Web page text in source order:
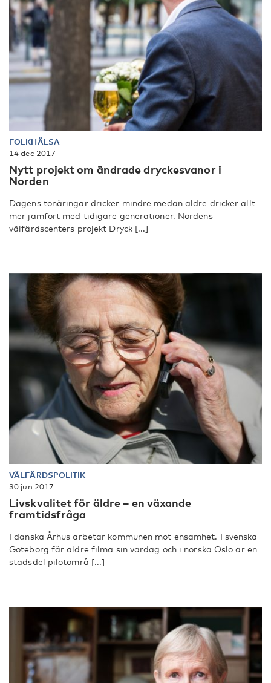
FOLKHÄLSA
14 dec 2017
Nytt projekt om ändrade dryckesvanor i
Norden
Dagens tonåringar dricker mindre medan äldre dricker allt
mer jämfört med tidigare generationer. Nordens
välfärdscenters projekt Dryck [...]
VÄLFÄRDSPOLITIK
30 jun 2017
Livskvalitet för äldre – en växande
framtidsfråga
I danska Århus arbetar kommunen mot ensamhet. I svenska
Göteborg får äldre filma sin vardag och i norska Oslo är en
stadsdel pilotområ [...]